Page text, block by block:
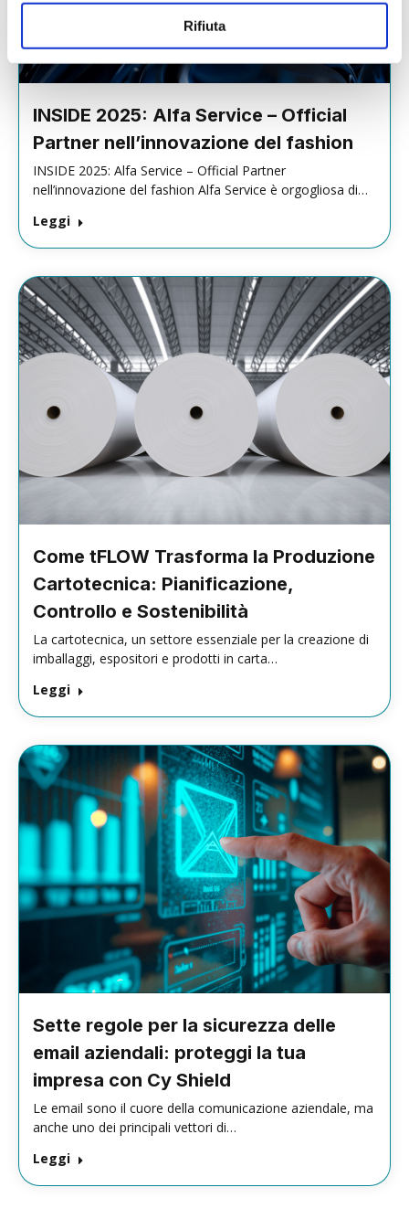
Rifiuta
INSIDE 2025: Alfa Service – Official
Partner nell’innovazione del fashion
INSIDE 2025: Alfa Service – Official Partner
nell’innovazione del fashion Alfa Service è orgogliosa di…
Leggi
Come tFLOW Trasforma la Produzione
Cartotecnica: Pianificazione,
Controllo e Sostenibilità
La cartotecnica, un settore essenziale per la creazione di
imballaggi, espositori e prodotti in carta…
Leggi
Sette regole per la sicurezza delle
email aziendali: proteggi la tua
impresa con Cy Shield
Le email sono il cuore della comunicazione aziendale, ma
anche uno dei principali vettori di…
Leggi